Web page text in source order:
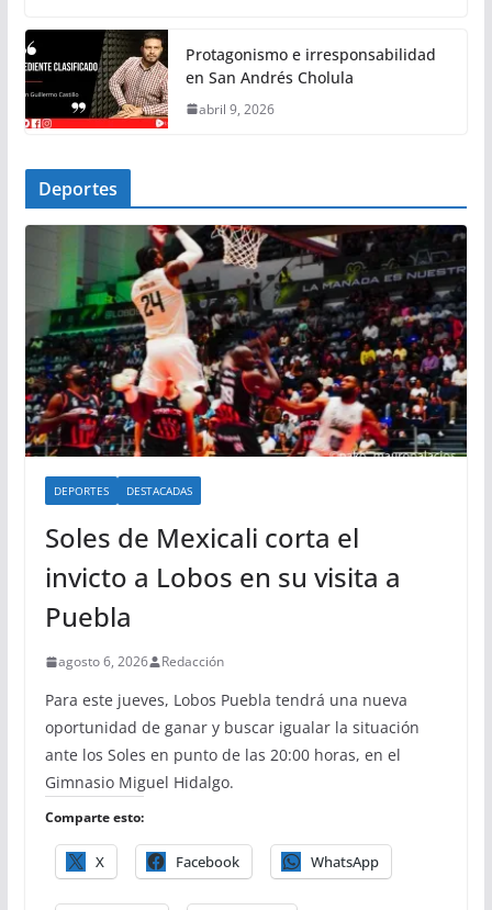
Protagonismo e irresponsabilidad
en San Andrés Cholula
abril 9, 2026
Deportes
DEPORTES DESTACADAS
Soles de Mexicali corta el
invicto a Lobos en su visita a
Puebla
agosto 6, 2026 Redacción
Para este jueves, Lobos Puebla tendrá una nueva
oportunidad de ganar y buscar igualar la situación
ante los Soles en punto de las 20:00 horas, en el
Gimnasio Miguel Hidalgo.
Comparte esto:
X Facebook WhatsApp